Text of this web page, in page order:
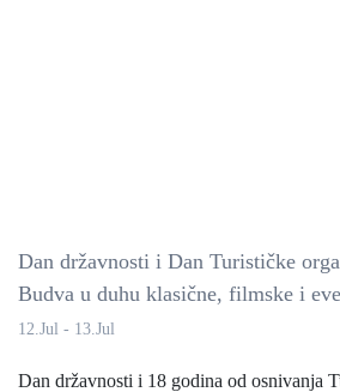
Dan državnosti i Dan Turističke
Budva u duhu klasične, filmske i
12.Jul - 13.Jul
Dan državnosti i 18 godina od osnivanja